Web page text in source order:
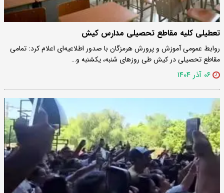
تعطیلی کلیه مقاطع تحصیلی مدارس کیش
روابط عمومی آموزش و پرورش هرمزگان با صدور اطلاعیه‌ای اعلام کرد: تمامی
مقاطع تحصیلی در کیش طی روزهای شنبه، یکشنبه و…
۰۶ آذر ۱۴۰۴